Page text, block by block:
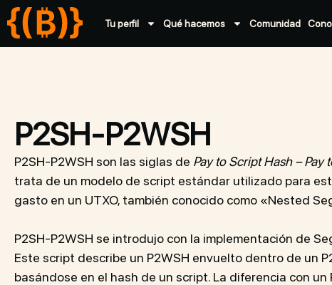
Tu perfil Qué hacemos Comunidad
P2SH-P2WSH
P2SH-P2WSH son las siglas de Pay to Script Hash – Pay
trata de un modelo de script estándar utilizado para
gasto en un UTXO, también conocido como «Nested
P2SH-P2WSH se introdujo con la implementación de
Este script describe un P2WSH envuelto dentro de un
basándose en el hash de un script. La diferencia con un